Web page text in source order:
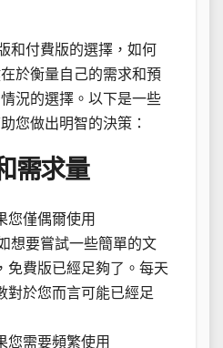
和付費版的選擇，如何
於衡量自己的需求和預
況的選擇。以下是一些
您做出明智的決策：
需求量
您僅偶爾使用
想要嘗試一些簡單的文
免費版已經足夠了。每天
對於您而言可能已經足
您需要頻繁使用